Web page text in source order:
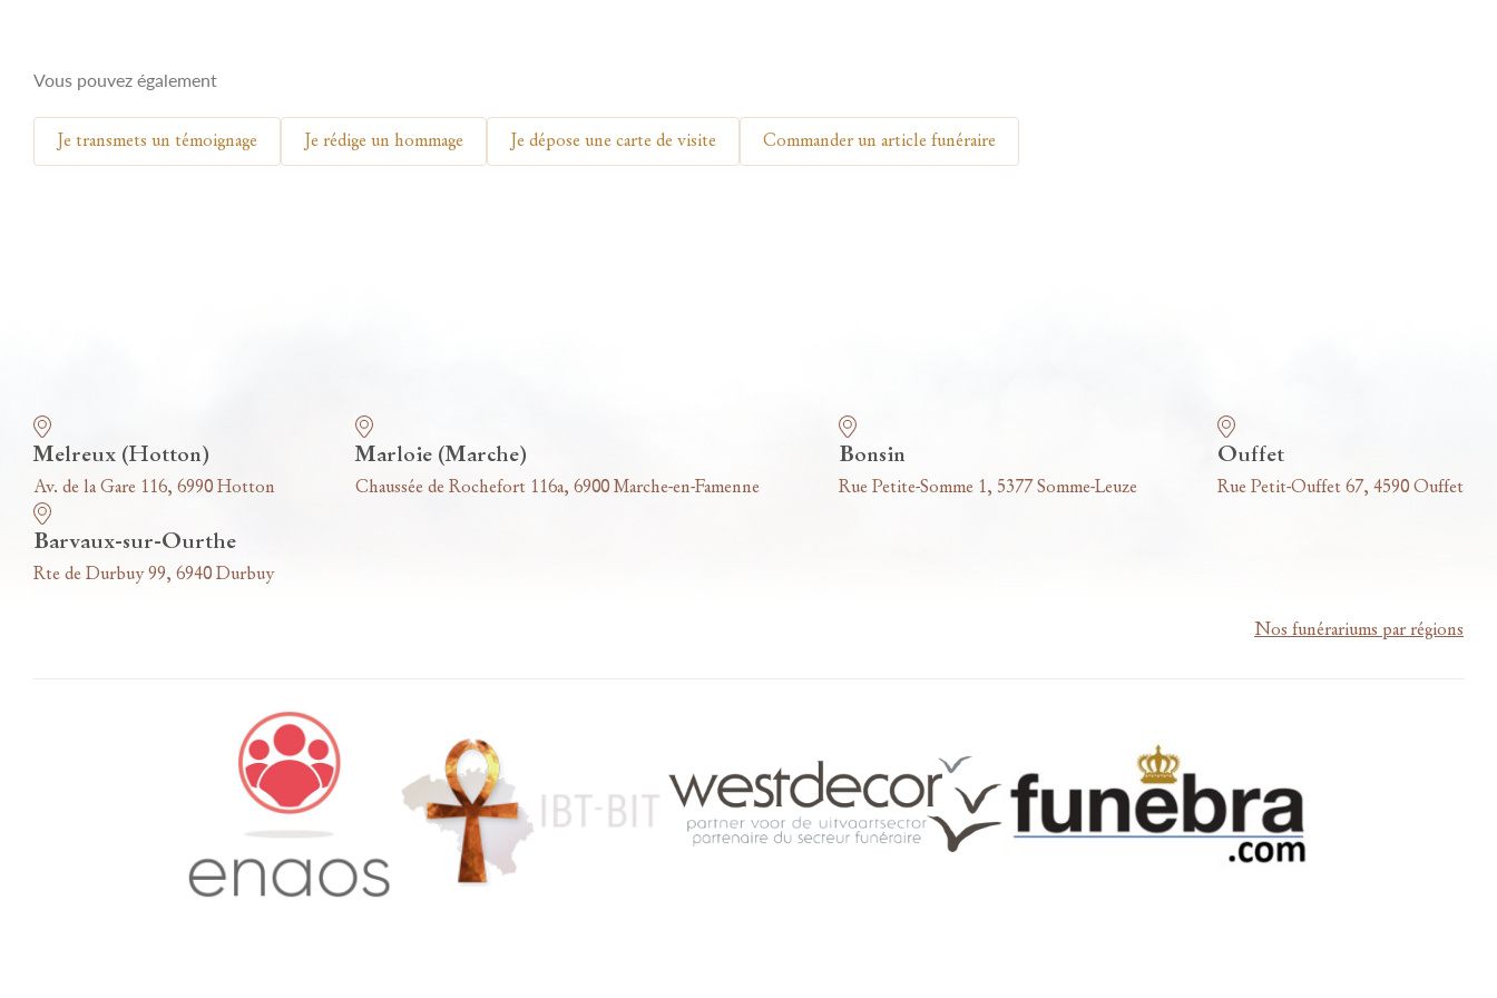
Vous pouvez également
Je transmets un témoignage Je rédige un hommage Je dépose une carte de visite Commander un article funéraire
Melreux (Hotton)
Av. de la Gare 116, 6990 Hotton
Marloie (Marche)
Chaussée de Rochefort 116a, 6900 Marche-en-Famenne
Bonsin
Rue Petite-Somme 1, 5377 Somme-Leuze
Ouffet
Rue Petit-Ouffet 67, 4590 Ouffet
Barvaux-sur-Ourthe
Rte de Durbuy 99, 6940 Durbuy
Nos funérariums par régions